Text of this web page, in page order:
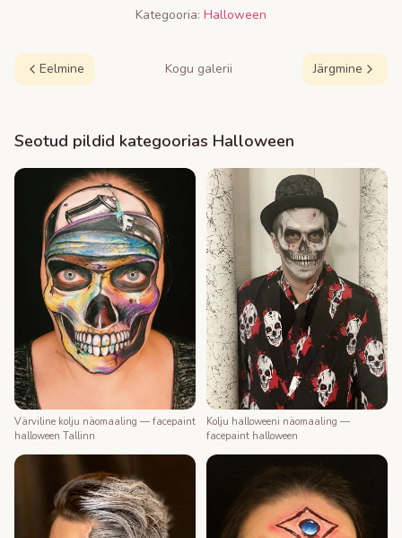
Kategooria: Halloween
Eelmine Kogu galerii Järgmine
Seotud pildid kategoorias Halloween
Värviline kolju näomaaling — facepaint
halloween Tallinn
Kolju halloweeni näomaaling —
facepaint halloween